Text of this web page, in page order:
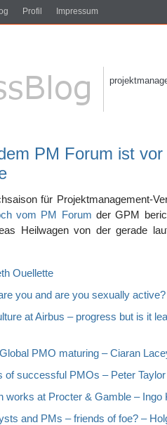
Profil Impressum
PM Forum ist
für Projektmanagement-
vom PM Forum der GPM
Heilwagen von der gerade
Ouellette
you and are you sexually
at Airbus – progress but is it
PMO maturing – Ciaran
of successful PMOs – Peter
works at Procter & Gamble – Ingo
and PMs – friends of foe? –